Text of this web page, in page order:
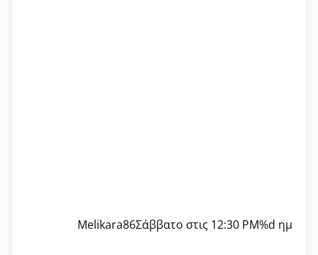
Melikara86Σάββατο στις 12:30 PM%d ημ